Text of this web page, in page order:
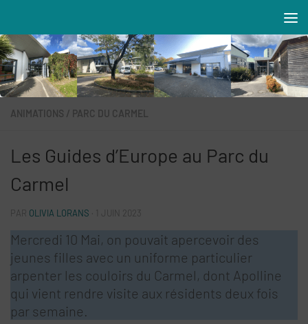
Résidences MAREVA
ANIMATIONS / PARC DU CARMEL
Les Guides d’Europe au Parc du
Carmel
OLIVIA LORANS 1 JUIN 2023
Mercredi 10 Mai, on pouvait apercevoir des
jeunes filles avec un uniforme particulier
arpenter les couloirs du Carmel, dont Apolline
qui vient rendre visite aux résidents deux fois
par semaine.